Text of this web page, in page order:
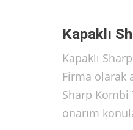
Kapaklı
Kapaklı
Firma olarak
Sharp Kombi
onarım